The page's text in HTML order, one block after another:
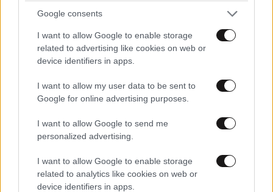
Google consents
I want to allow Google to enable storage
related to advertising like cookies on web or
device identifiers in apps.
I want to allow my user data to be sent to
Google for online advertising purposes.
I want to allow Google to send me
personalized advertising.
I want to allow Google to enable storage
related to analytics like cookies on web or
device identifiers in apps.
φθινόπωρο σταματά και η ειδική ευρωπαϊκή
εποπτεία της ελληνικής οικονομίας